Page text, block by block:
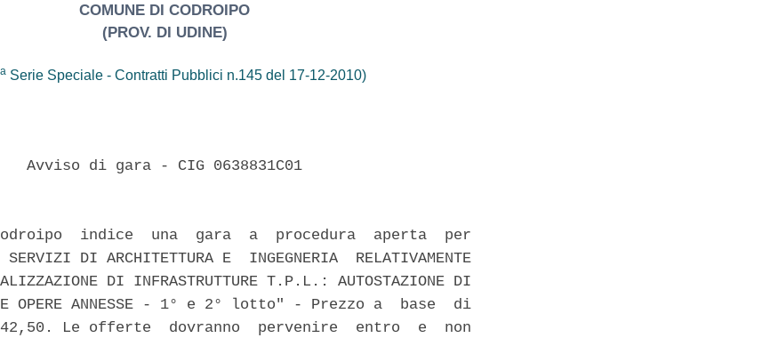
COMUNE DI CODROIPO
(PROV. DI UDINE)
a Serie Speciale - Contratti Pubblici n.145 del 17-12-2010)
Avviso di gara - CIG 0638831C01
indice  una  gara  a  procedura  aperta  per
SERVIZI DI ARCHITETTURA E  INGEGNERIA  RELATIVAMENTE
DI INFRASTRUTTURE T.P.L.: AUTOSTAZIONE DI
OPERE ANNESSE - 1° e 2° lotto" - Prezzo a  base  di
Le offerte  dovranno  pervenire  entro  e  non